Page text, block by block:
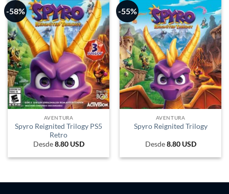
-58%
AVENTURA
Spyro Reignited Trilogy PS5
Retro
Desde8.80 USD
-55%
AVENTURA
Spyro Reignited Trilogy
Desde8.80 USD